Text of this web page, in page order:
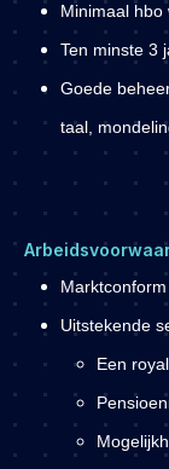
Minimaal hbo
Ten minste 3
Goede
taal,
Uitstekende
Een